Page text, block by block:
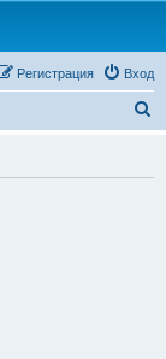
Вход
Регистрация